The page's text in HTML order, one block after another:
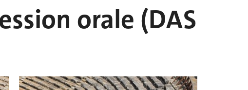
orale (DAS